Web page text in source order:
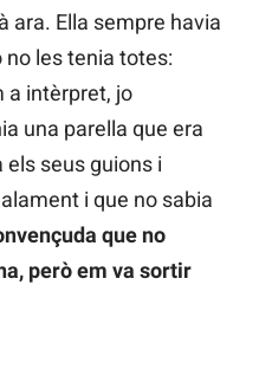
ara. Ella sempre havia
les tenia totes:
a intèrpret, jo
una parella que era
seus guions i
i que no sabia
que no
però em va sortir